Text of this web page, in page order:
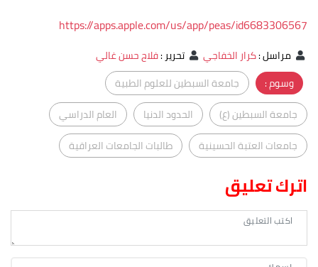
https://apps.apple.com/us/app/peas/id6683306567
مراسل:كرار الخفاجي تحرير:فلاح حسن غالي
وسوم :
جامعة السبطين للعلوم الطبية
جامعة السبطين (ع)
الحدود الدنيا
العام الدراسي
جامعات العتبة الحسينية
طالبات الجامعات العراقية
اترك تعليق